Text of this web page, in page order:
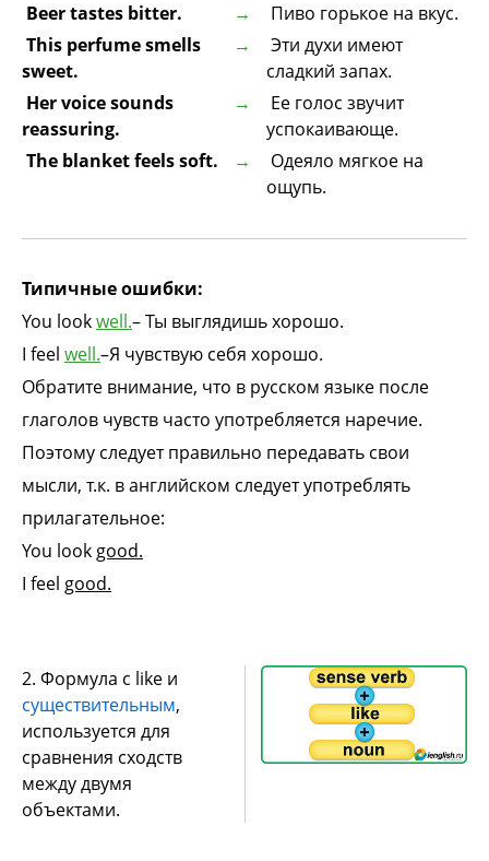
Beer tastes bitter.
Пиво горькое на вкус.
This perfume smells
sweet.
Эти духи имеют
сладкий запах.
Her voice sounds
reassuring.
Ее голос звучит
успокаивающе.
The blanket feels soft.
Одеяло мягкое на
ощупь.
Типичные ошибки:
You lookwell.– Ты выглядишь хорошо.
I feel well.–Я чувствую себя хорошо.
Обратите внимание, что в русском языке после
глаголов чувств часто употребляется наречие.
Поэтому следует правильно передавать свои
мысли, т.к. в английском следует употреблять
прилагательное:
You look good.
I feel good.
2. Формула с like и
существительным,
используется для
сравнения сходств
между двумя
объектами.